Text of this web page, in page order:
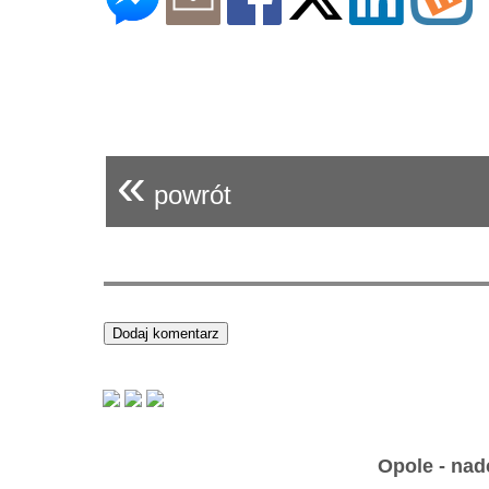
« powrót
Opole -